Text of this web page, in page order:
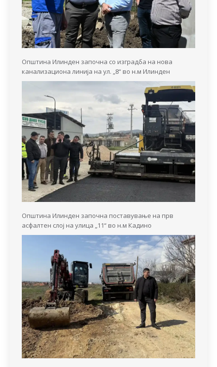
Општина Илинден започна со изградба на нова
канализациона линија на ул. „8“ во н.м Илинден
Општина Илинден започна поставување на прв
асфалтен слој на улица „11“ во н.м Кадино